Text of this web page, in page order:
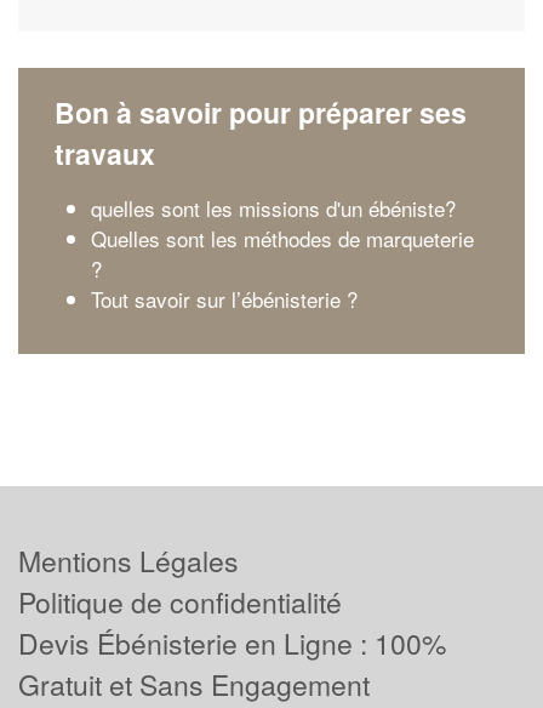
Bon à savoir pour préparer ses
travaux
quelles sont les missions d'un ébéniste?
Quelles sont les méthodes de marqueterie
?
Tout savoir sur l’ébénisterie ?
Mentions Légales
Politique de confidentialité
Devis Ébénisterie en Ligne : 100%
Gratuit et Sans Engagement